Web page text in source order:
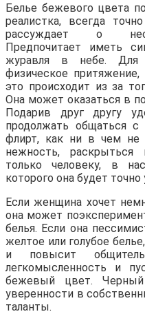
Белье бежевого цвета
реалистка, всегда
рассуждает о
Предпочитает иметь
журавля в небе.
физическое
это происходит из за
Она может оказаться в
Подарив друг другу
продолжать общаться
флирт, как ни в чем не
нежность,
только человеку, в
которого она будет точно
Если женщина хочет
она может
белья. Если она
желтое или голубое
и повысит
легкомысленность и
бежевый цвет.
уверенности в
таланты.